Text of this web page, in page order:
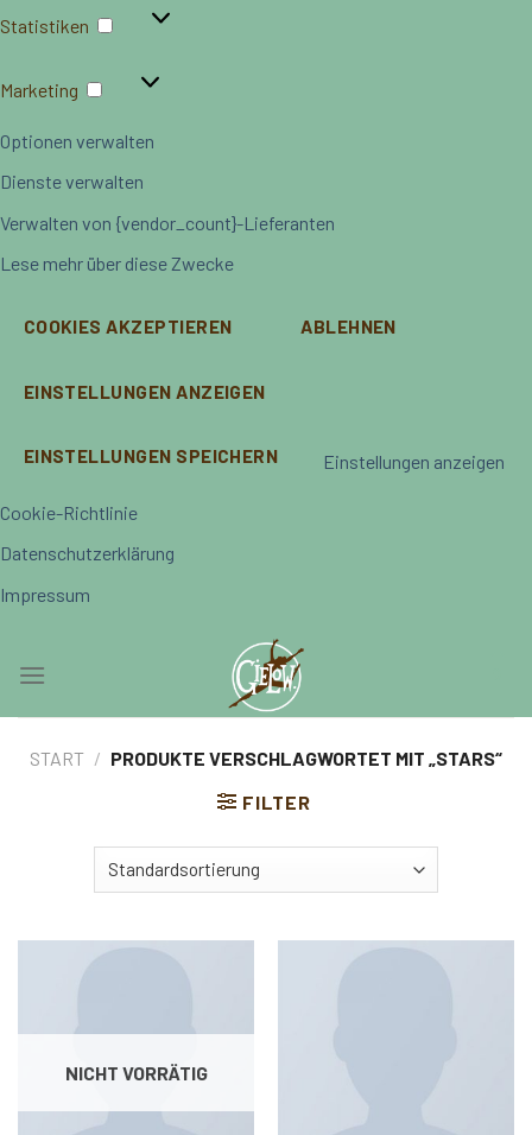
Statistiken
Statistiken
Marketing
Marketing
Optionen verwalten
Dienste verwalten
Verwalten von {vendor_count}-Lieferanten
Lese mehr über diese Zwecke
COOKIES AKZEPTIEREN ABLEHNEN
EINSTELLUNGEN ANZEIGEN
EINSTELLUNGEN SPEICHERN Einstellungen anzeigen
Cookie-Richtlinie
Datenschutzerklärung
Impressum
START / PRODUKTE VERSCHLAGWORTET MIT „STARS“
FILTER
NICHT VORRÄTIG